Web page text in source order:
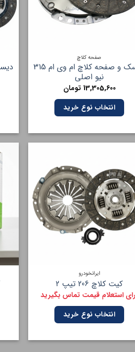
صفحه کلاچ
دیسک و صفحه کلاچ ام وی ام 315
نیو اصلی
13,305,600 تومان
انتخاب نوع خرید
ایرانخودرو
کیت کلاچ 206 تیپ 2
استعلام قیمت تماس بگیرید
انتخاب نوع خرید